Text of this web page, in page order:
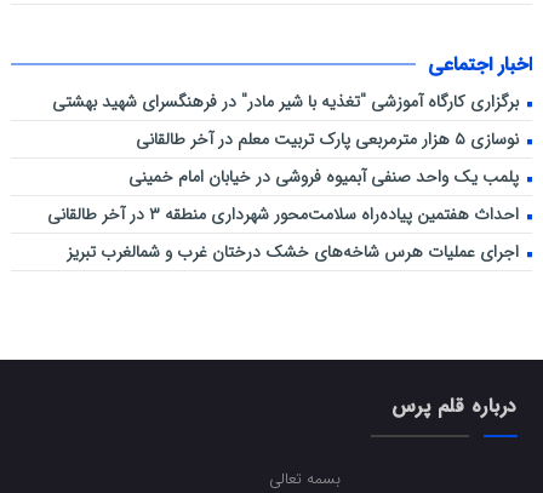
اخبار اجتماعی
برگزاری کارگاه آموزشی "تغذیه با شیر مادر" در فرهنگسرای شهید بهشتی
نوسازی ۵ هزار مترمربعی پارک تربیت معلم در آخر طالقانی
پلمب یک واحد صنفی آبمیوه فروشی در خیابان امام خمینی
احداث هفتمین پیاده‌راه سلامت‌محور شهرداری منطقه ۳ در آخر طالقانی
اجرای عملیات هرس شاخه‌های خشک درختان غرب و شمالغرب تبریز
درباره قلم پرس
بسمه تعالی